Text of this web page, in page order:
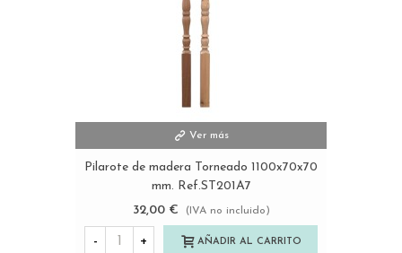
Ver más
Pilarote de madera Torneado 1100x70x70
mm. Ref.ST201A7
32,00 €
(IVA no incluido)
- + AÑADIR AL CARRITO